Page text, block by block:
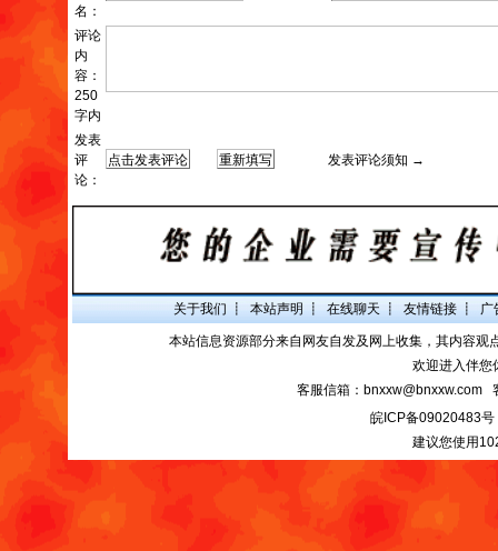
名：
评论
内
容：
250
字内
发表
评
论：
发表评论须知 →
关于我们 ┋ 本站声明 ┋ 在线聊天 ┋ 友情链接 ┋ 广
本站信息资源部分来自网友自发及网上收集，其内容
欢迎进入伴您
客服信箱：bnxxw@bnxxw.com
皖ICP备09020483号
建议您使用